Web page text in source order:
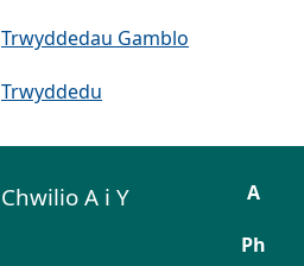
Trwyddedau Gamblo
Trwyddedu
Chwilio A i Y A
Ph